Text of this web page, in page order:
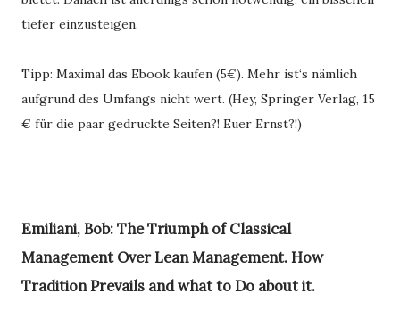
tiefer einzusteigen.
Tipp: Maximal das Ebook kaufen (5€). Mehr ist‘s nämlich
aufgrund des Umfangs nicht wert. (Hey, Springer Verlag, 15
€ für die paar gedruckte Seiten?! Euer Ernst?!)
Emiliani, Bob: The Triumph of Classical
Management Over Lean Management. How
Tradition Prevails and what to Do about it.